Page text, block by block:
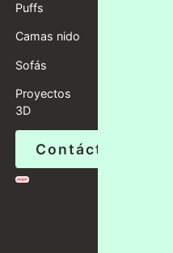
Puffs
Camas nido
Sofás
Proyectos
3D
Contáctanos